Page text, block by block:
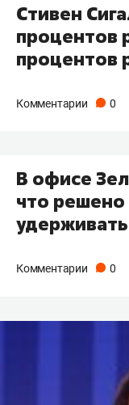
Стивен
процентов
процентов
Комментарии 0
В офисе
что
Комментарии 0